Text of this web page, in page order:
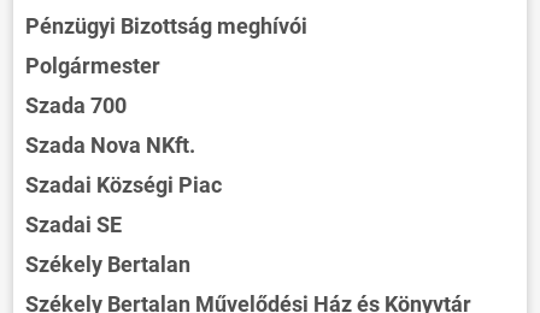
Pénzügyi Bizottság meghívói
Polgármester
Szada 700
Szada Nova NKft.
Szadai Községi Piac
Szadai SE
Székely Bertalan
Székely Bertalan Művelődési Ház és Könyvtár